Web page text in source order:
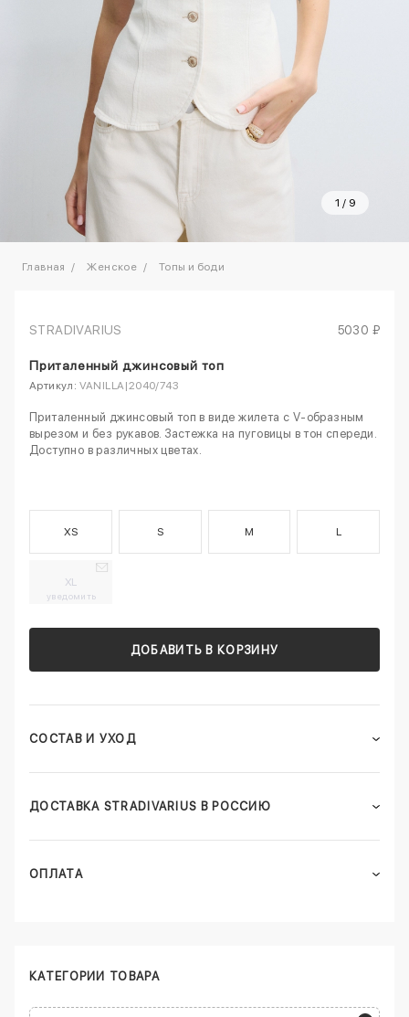
1 / 9
Главная Женское Топы и боди
STRADIVARIUS 5030 ₽
Приталенный джинсовый топ
Артикул: VANILLA|2040/743
Приталенный джинсовый топ в виде жилета с V-образным
вырезом и без рукавов. Застежка на пуговицы в тон спереди.
Доступно в различных цветах.
XS S M L
XL
уведомить
ДОБАВИТЬ В КОРЗИНУ
СОСТАВ И УХОД
ДОСТАВКА STRADIVARIUS В РОССИЮ
ОПЛАТА
КАТЕГОРИИ ТОВАРА